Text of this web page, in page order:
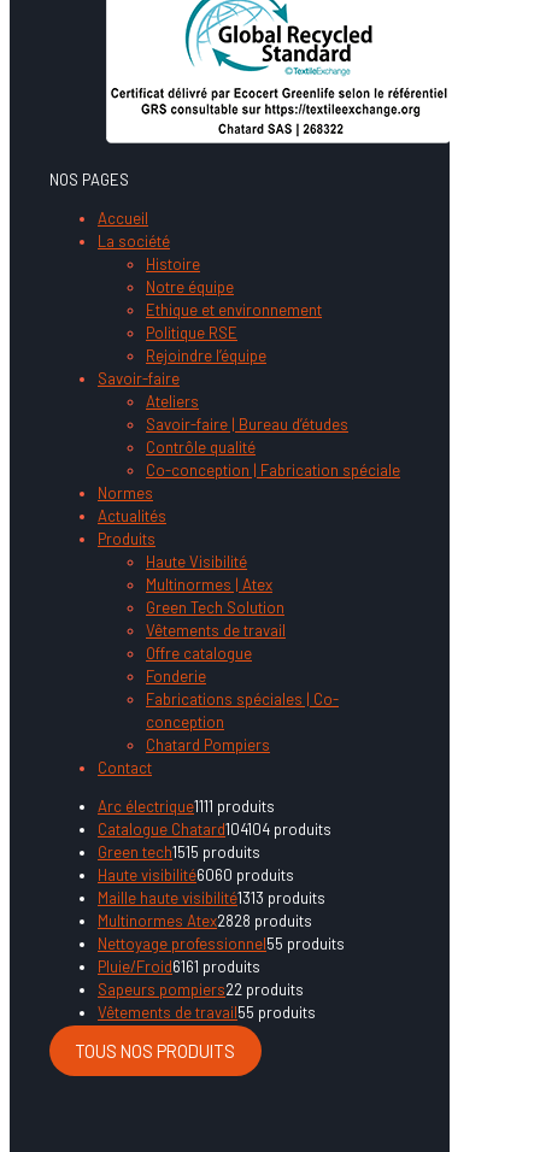
NOS PAGES
Accueil
La société
Histoire
Notre équipe
Ethique et environnement
Politique RSE
Rejoindre l’équipe
Savoir-faire
Ateliers
Savoir-faire | Bureau d’études
Contrôle qualité
Co-conception | Fabrication spéciale
Normes
Actualités
Produits
Haute Visibilité
Multinormes | Atex
Green Tech Solution
Vêtements de travail
Offre catalogue
Fonderie
Fabrications spéciales | Co-
conception
Chatard Pompiers
Contact
Arc électrique1111 produits
Catalogue Chatard104104 produits
Green tech1515 produits
Haute visibilité6060 produits
Maille haute visibilité1313 produits
Multinormes Atex2828 produits
Nettoyage professionnel55 produits
Pluie/Froid6161 produits
Sapeurs pompiers22 produits
Vêtements de travail55 produits
TOUS NOS PRODUITS